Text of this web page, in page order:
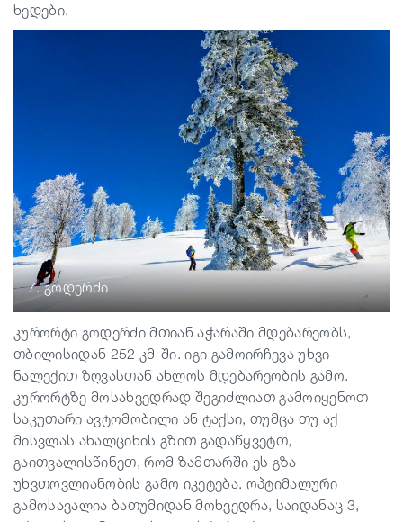
ხედები.
7. გოდერძი
კურორტი გოდერძი მთიან აჭარაში მდებარეობს,
თბილისიდან 252 კმ-ში. იგი გამოირჩევა უხვი
ნალექით ზღვასთან ახლოს მდებარეობის გამო.
კურორტზე მოსახვედრად შეგიძლიათ გამოიყენოთ
საკუთარი ავტომობილი ან ტაქსი, თუმცა თუ აქ
მისვლას ახალციხის გზით გადაწყვეტთ,
გაითვალისწინეთ, რომ ზამთარში ეს გზა
უხვთოვლიანობის გამო იკეტება. ოპტიმალური
გამოსავალია ბათუმიდან მოხვედრა, საიდანაც 3,